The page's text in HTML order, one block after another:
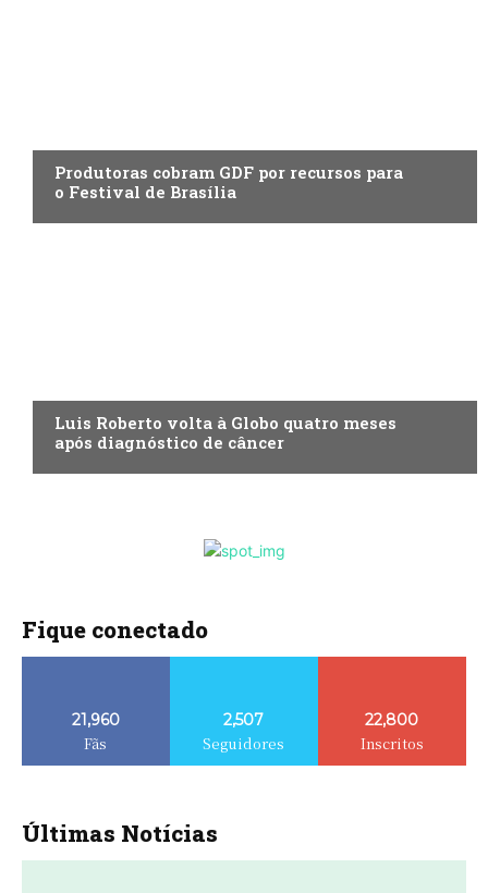
Produtoras cobram GDF por recursos para
o Festival de Brasília
Luis Roberto volta à Globo quatro meses
após diagnóstico de câncer
Fique conectado
21,960
Fãs
2,507
Seguidores
22,800
Inscritos
Últimas Notícias